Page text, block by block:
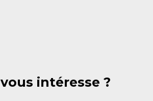
vous intéresse ?